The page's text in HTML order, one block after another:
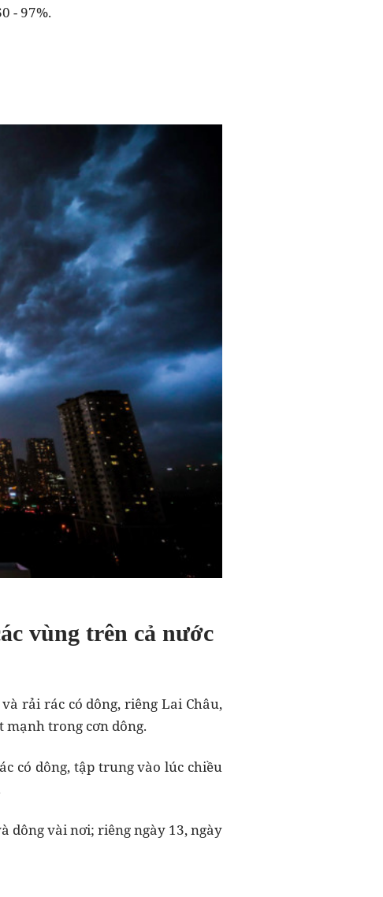
- 97%.
vùng trên cả nước
rải rác có dông, riêng Lai Châu,
mạnh trong cơn dông.
có dông, tập trung vào lúc chiều
dông vài nơi; riêng ngày 13, ngày